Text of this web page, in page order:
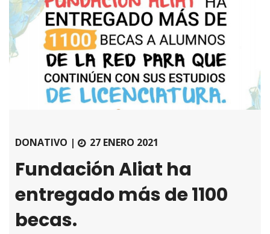
DONATIVO | 27 ENERO 2021
Fundación Aliat ha
entregado más de 1100
becas.